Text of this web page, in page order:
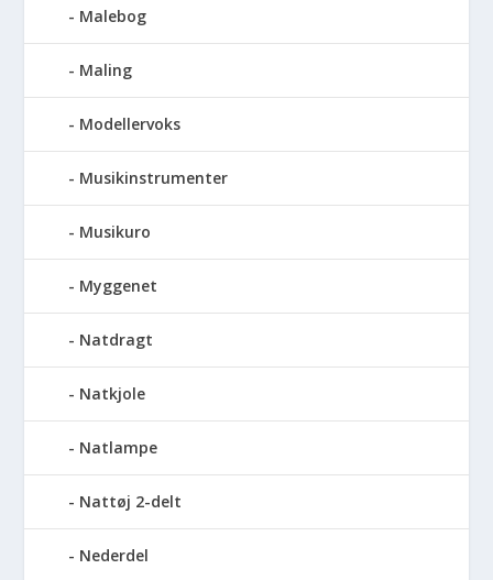
Malebog
Maling
Modellervoks
Musikinstrumenter
Musikuro
Myggenet
Natdragt
Natkjole
Natlampe
Nattøj 2-delt
Nederdel